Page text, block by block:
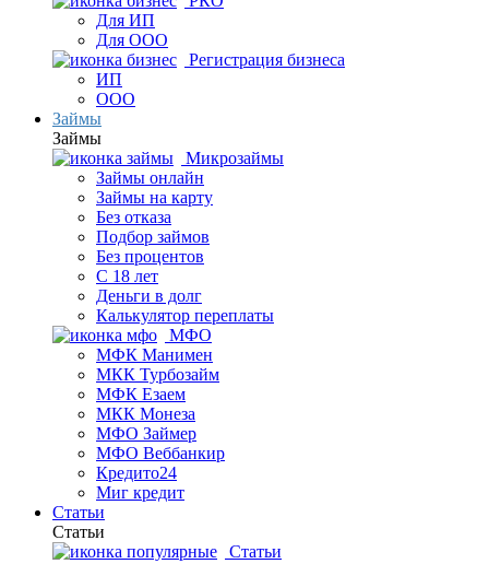
Для ИП
Для ООО
Регистрация бизнеса
ИП
ООО
Займы
Займы
Микрозаймы
Займы онлайн
Займы на карту
Без отказа
Подбор займов
Без процентов
С 18 лет
Деньги в долг
Калькулятор переплаты
МФО
МФК Манимен
МКК Турбозайм
МФК Езаем
МКК Монеза
МФО Займер
МФО Веббанкир
Кредито24
Миг кредит
Статьи
Статьи
Статьи